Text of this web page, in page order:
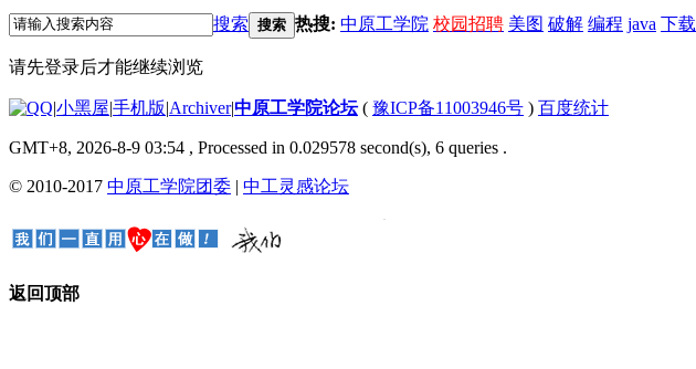
搜索 搜索 热搜: 中原工学院 校园招聘 美图 破解 编程 java 下载
请先登录后才能继续浏览
|小黑屋|手机版|Archiver|中原工学院论坛( 豫ICP备11003946号 ) 百度统计
GMT+8, 2026-8-9 03:54 , Processed in 0.029578 second(s), 6 queries .
© 2010-2017 中原工学院团委 | 中工灵感论坛
返回顶部